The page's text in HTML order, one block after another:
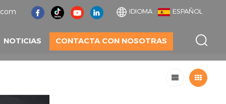
IDIOMA : ESPAÑOL
NOTICIAS CONTACTA CON NOSOTRAS